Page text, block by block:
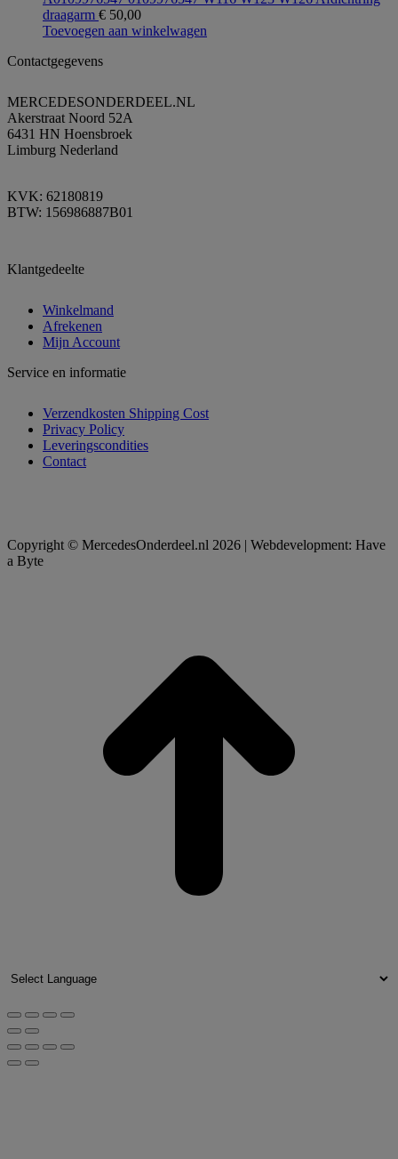
draagarm € 50,00
Toevoegen aan winkelwagen
Contactgegevens
MERCEDESONDERDEEL.NL
Akerstraat Noord 52A
6431 HN Hoensbroek
Limburg Nederland
KVK: 62180819
BTW: 156986887B01
Klantgedeelte
Winkelmand
Afrekenen
Mijn Account
Service en informatie
Verzendkosten Shipping Cost
Privacy Policy
Leveringscondities
Contact
Copyright © MercedesOnderdeel.nl 2026 | Webdevelopment: Have
a Byte